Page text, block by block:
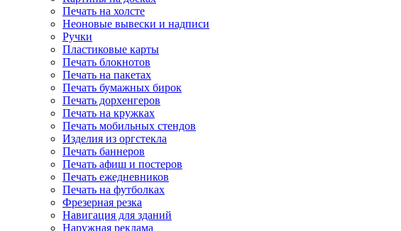
Печать на холсте
Неоновые вывески и надписи
Ручки
Пластиковые карты
Печать блокнотов
Печать на пакетах
Печать бумажных бирок
Печать дорхенгеров
Печать на кружках
Печать мобильных стендов
Изделия из оргстекла
Печать баннеров
Печать афиш и постеров
Печать ежедневников
Печать на футболках
Фрезерная резка
Навигация для зданий
Наружная реклама